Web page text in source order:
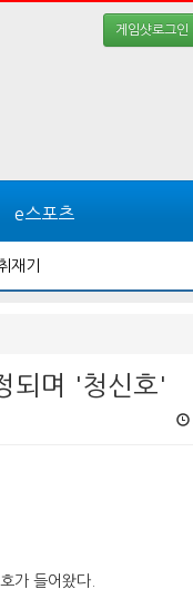
게임샷로그인
e스포츠
재기
되며 '청신호'
가 들어왔다.